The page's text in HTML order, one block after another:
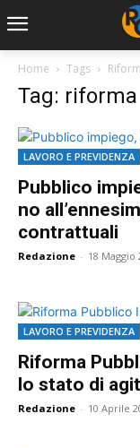
Home Tags
Tag:
LAVORO E PREVIDENZA
Pubblico
no
contrattuali
Redazione - 18 Maggio
LAVORO E PREVIDENZA
Riforma
lo stato di
Redazione - 10 Aprile